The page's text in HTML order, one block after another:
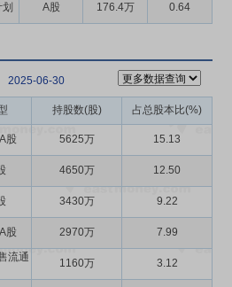
A股 176.4万 0.64
2025-06-30
持股数(股) 占总股本比(%)
股 5625万 15.13
4650万 12.50
3430万 9.22
股 2970万 7.99
流通
1160万 3.12